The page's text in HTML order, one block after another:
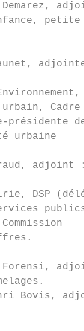
Demarez,
urbain,
présidente
urbaine
adjoint :
DSP
Forensi,
Bovis,